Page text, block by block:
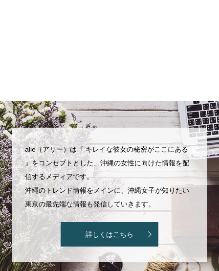
alie（アリー）は『 キレイな彼女の秘密がここにある
』をコンセプトとした、沖縄の女性に向けた情報を配
信するメディアです。
沖縄のトレンド情報をメインに、沖縄女子が知りたい
東京の最先端な情報も発信していきます。
詳しくはこちら